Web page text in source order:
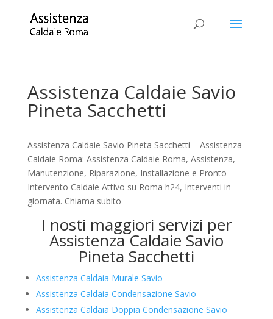
Assistenza Caldaie Savio
Pineta Sacchetti
Assistenza Caldaie Savio Pineta Sacchetti – Assistenza
Caldaie Roma: Assistenza Caldaie Roma, Assistenza,
Manutenzione, Riparazione, Installazione e Pronto
Intervento Caldaie Attivo su Roma h24, Interventi in
giornata. Chiama subito
I nosti maggiori servizi per
Assistenza Caldaie Savio
Pineta Sacchetti
Assistenza Caldaia Murale Savio
Assistenza Caldaia Condensazione Savio
Assistenza Caldaia Doppia Condensazione Savio